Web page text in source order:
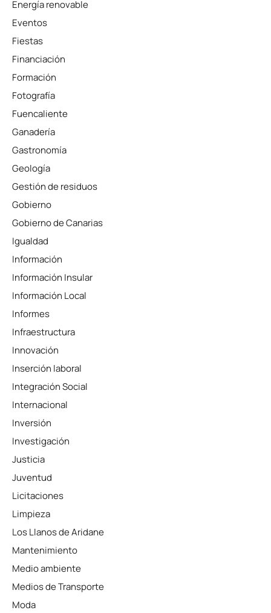
Energía renovable
Eventos
Fiestas
Financiación
Formación
Fotografía
Fuencaliente
Ganadería
Gastronomía
Geología
Gestión de residuos
Gobierno
Gobierno de Canarias
Igualdad
Información
Información Insular
Información Local
Informes
Infraestructura
Innovación
Inserción laboral
Integración Social
Internacional
Inversión
Investigación
Justicia
Juventud
Licitaciones
Limpieza
Los Llanos de Aridane
Mantenimiento
Medio ambiente
Medios de Transporte
Moda